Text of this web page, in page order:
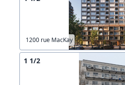
1200 rue MacKay
1 1/2